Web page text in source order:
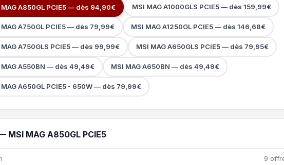
MAG A850GL PCIE5 — dès 94,90€ MSI MAG A1000GLS PCIE5 — dès 159,99€
MAG A750GL PCIE5 — dès 79,99€ MSI MAG A1250GL PCIE5 — dès 146,68€
MAG A750GLS PCIE5 — dès 99,99€ MSI MAG A650GLS PCIE5 — dès 79,95€
MAG A550BN — dès 49,49€ MSI MAG A650BN — dès 49,49€
MAG A650GL PCIE5 - 650W — dès 79,99€
MSI MAG A850GL PCIE5
9